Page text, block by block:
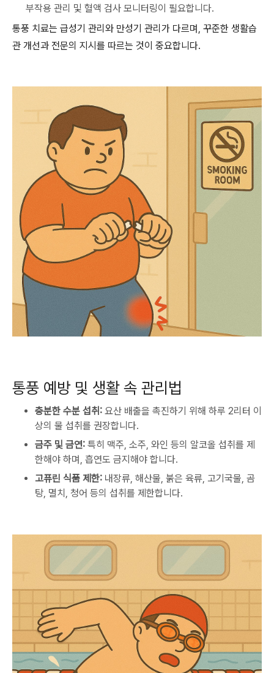
부작용 관리 및 혈액 검사 모니터링이 필요합니다.
통풍 치료는 급성기 관리와 만성기 관리가 다르며, 꾸준한 생활습
관 개선과 전문의 지시를 따르는 것이 중요합니다.
통풍 예방 및 생활 속 관리법
충분한 수분 섭취: 요산 배출을 촉진하기 위해 하루 2리터 이
상의 물 섭취를 권장합니다.
금주 및 금연: 특히 맥주, 소주, 와인 등의 알코올 섭취를 제
한해야 하며, 흡연도 금지해야 합니다.
고퓨린 식품 제한: 내장류, 해산물, 붉은 육류, 고기국물, 곰
탕, 멸치, 청어 등의 섭취를 제한합니다.